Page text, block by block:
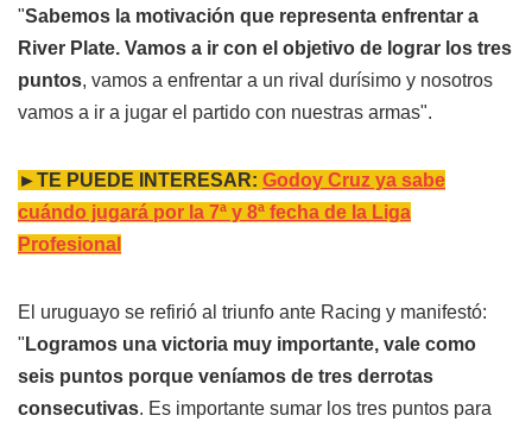
"Sabemos la motivación que representa enfrentar a
River Plate. Vamos a ir con el objetivo de lograr los tres
puntos, vamos a enfrentar a un rival durísimo y nosotros
vamos a ir a jugar el partido con nuestras armas".
►TE PUEDE INTERESAR: Godoy Cruz ya sabe
cuándo jugará por la 7ª y 8ª fecha de la Liga
Profesional
El uruguayo se refirió al triunfo ante Racing y manifestó:
" Logramos una victoria muy importante, vale como
seis puntos porque veníamos de tres derrotas
consecutivas. Es importante sumar los tres puntos para